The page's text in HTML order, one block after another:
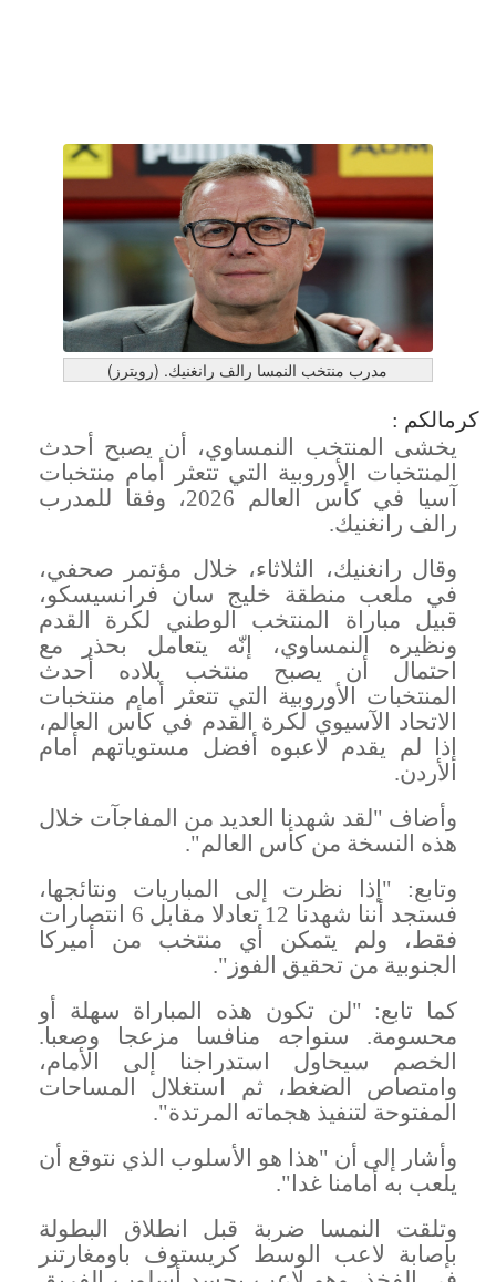
مدرب منتخب النمسا رالف رانغنيك. (رويترز)
كرمالكم :
يخشى المنتخب النمساوي، أن يصبح أحدث
المنتخبات الأوروبية التي تتعثر أمام منتخبات
آسيا في كأس العالم 2026، وفقا للمدرب
رالف رانغنيك.
وقال رانغنيك، الثلاثاء، خلال مؤتمر صحفي،
في ملعب منطقة خليج سان فرانسيسكو،
قبيل مباراة المنتخب الوطني لكرة القدم
ونظيره النمساوي، إنّه يتعامل بحذر مع
احتمال أن يصبح منتخب بلاده أحدث
المنتخبات الأوروبية التي تتعثر أمام منتخبات
الاتحاد الآسيوي لكرة القدم في كأس العالم،
إذا لم يقدم لاعبوه أفضل مستوياتهم أمام
الأردن.
وأضاف "لقد شهدنا العديد من المفاجآت خلال
هذه النسخة من كأس العالم".
وتابع: "إذا نظرت إلى المباريات ونتائجها،
فستجد أننا شهدنا 12 تعادلا مقابل 6 انتصارات
فقط، ولم يتمكن أي منتخب من أميركا
الجنوبية من تحقيق الفوز ".
كما تابع: "لن تكون هذه المباراة سهلة أو
محسومة. سنواجه منافسا مزعجا وصعبا.
الخصم سيحاول استدراجنا إلى الأمام،
وامتصاص الضغط، ثم استغلال المساحات
المفتوحة لتنفيذ هجماته المرتدة".
وأشار إلى أن "هذا هو الأسلوب الذي نتوقع أن
يلعب به أمامنا غدا ".
وتلقت النمسا ضربة قبل انطلاق البطولة
بإصابة لاعب الوسط كريستوف باومغارتنر